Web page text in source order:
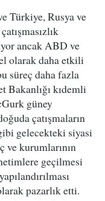
Türkiye, Rusya ve
ancak ABD ve
olarak daha etkili
süreç daha fazla
kıdemli
güney
çatışmaların
gelecekteki siyasi
ve kurumlarının
geçilmesi
pazarlık etti.